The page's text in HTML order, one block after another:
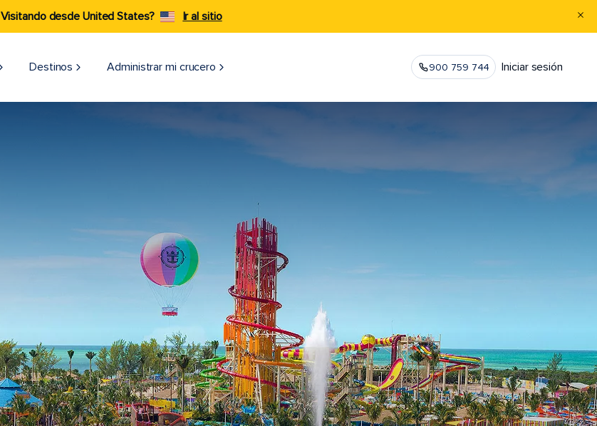
Visitando desde United States? Ir al sitio
Destinos Administrar mi crucero 900 759 744 Iniciar sesión